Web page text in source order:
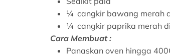
¼ cangkir bawang merah
¼ cangkir paprika merah
Cara Membuat :
Panaskan oven hingga